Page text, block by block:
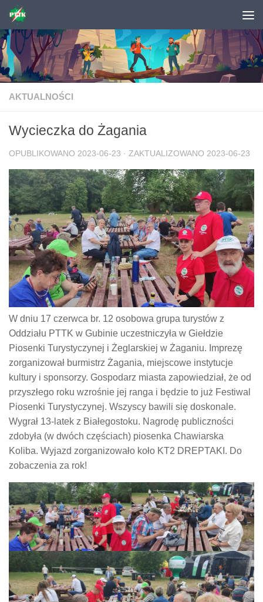
Skip to content
AKTUALNOŚCI
Wycieczka do Żagania
OPUBLIKOWANO 2023-06-23 · ZAKTUALIZOWANO 2023-06-23
W dniu 17 czerwca br. 12 osobowa grupa turystów z
Oddziału PTTK w Gubinie uczestniczyła w Giełdzie
Piosenki Turystyczynej i Żeglarskiej w Żaganiu. Imprezę
zorganizował burmistrz Żagania, miejscowe instytucje
kultury i sponsorzy. Gospodarz miasta zapowiedział, że od
przyszłego roku wzrośnie jej ranga i będzie to już Festiwal
Piosenki Turystyczynej. Wszyscy bawili się doskonale.
Wygrał 13-latek z Białegostoku. Nagrodę publiczności
zdobyła (w dwóch częściach) piosenka Chawiarska
Koliba. Wyjazd zorganizowało koło KT2 DREPTAKI. Do
zobaczenia za rok!